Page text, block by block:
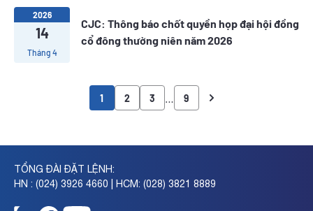
2026
14
Tháng 4
CJC: Thông báo chốt quyền họp đại hội đồng
cổ đông thường niên năm 2026
1 2 3 9
TỔNG ĐÀI ĐẶT LỆNH:
HN : (024) 3926 4660 | HCM: (028) 3821 8889